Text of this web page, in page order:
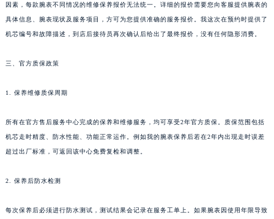
因素，每款腕表不同情况的维修保养报价无法统一。详细的报价需要您向客服提供腕表的
具体信息、腕表现状及服务项目，方可为您提供准确的服务报价。我这次在预约时提供了
机芯编号和故障描述，到店后接待员再次确认后给出了最终报价，没有任何隐形消费。
三、官方质保政策
1. 保养维修质保周期
所有在官方售后服务中心完成的保养和维修服务，均可享受2年官方质保。质保范围包括
机芯走时精度、防水性能、功能正常运作。例如我的腕表保养后若在2年内出现走时误差
超过出厂标准，可返回该中心免费复检和调整。
2. 保养后防水检测
每次保养后必须进行防水测试，测试结果会记录在服务工单上。如果腕表因使用年限导致